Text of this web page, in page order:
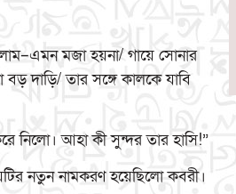
মজা হয়না/ গায়ে সোনার
দাড়ি/ তার সঙ্গে কালকে যাবি
নিলো। আহা কী সুন্দর তার হাসি!”
নতুন নামকরণ হয়েছিলো কবরী।